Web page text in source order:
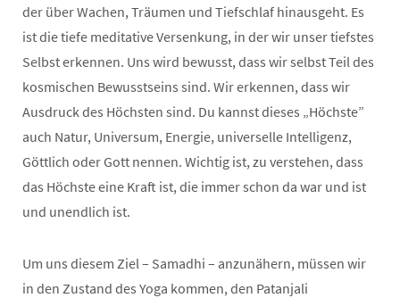
der über Wachen, Träumen und Tiefschlaf hinausgeht. Es
ist die tiefe meditative Versenkung, in der wir unser tiefstes
Selbst erkennen. Uns wird bewusst, dass wir selbst Teil des
kosmischen Bewusstseins sind. Wir erkennen, dass wir
Ausdruck des Höchsten sind. Du kannst dieses „Höchste”
auch Natur, Universum, Energie, universelle Intelligenz,
Göttlich oder Gott nennen. Wichtig ist, zu verstehen, dass
das Höchste eine Kraft ist, die immer schon da war und ist
und unendlich ist.
Um uns diesem Ziel – Samadhi – anzunähern, müssen wir
in den Zustand des Yoga kommen, den Patanjali